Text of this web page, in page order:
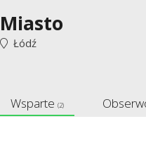
Miasto
Łódź
Wsparte (2)